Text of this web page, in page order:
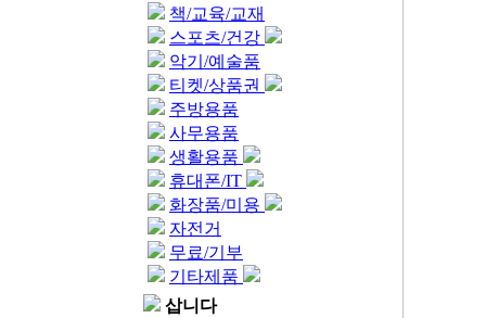
책/교육/교재
스포츠/건강
악기/예술품
티켓/상품권
주방용품
사무용품
생활용품
휴대폰/IT
화장품/미용
자전거
무료/기부
기타제품
삽니다